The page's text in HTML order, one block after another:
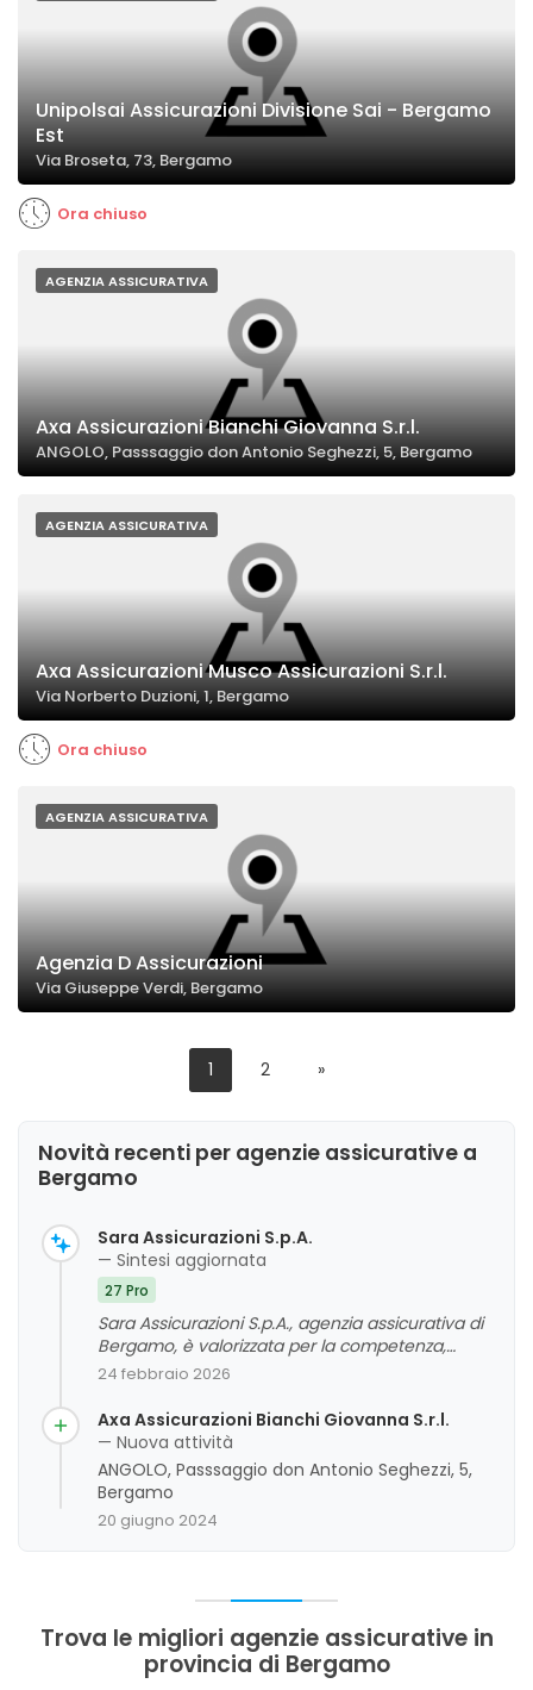
Unipolsai Assicurazioni Divisione Sai - Bergamo
Est
Via Broseta, 73, Bergamo
Ora chiuso
AGENZIA ASSICURATIVA
Axa Assicurazioni Bianchi Giovanna S.r.l.
ANGOLO, Passsaggio don Antonio Seghezzi, 5, Bergamo
AGENZIA ASSICURATIVA
Axa Assicurazioni Musco Assicurazioni S.r.l.
Via Norberto Duzioni, 1, Bergamo
Ora chiuso
AGENZIA ASSICURATIVA
Agenzia D Assicurazioni
Via Giuseppe Verdi, Bergamo
1 2 »
Novità recenti per agenzie assicurative a
Bergamo
Sara Assicurazioni S.p.A.
— Sintesi aggiornata
27 Pro
Sara Assicurazioni S.p.A., agenzia assicurativa di
Bergamo, è valorizzata per la competenza,
professionalità e cortesia del suo personale, in
Marianna Papagni. I clienti apprezzano la
rapidità, l'efficienza e la capacità di offrire servizi
personalizzati e chiari, che rafforzano la fiducia e
la soddisfazione complessiva. Sono emersi
alcuni aspetti di miglioramento riguardanti la
gestione delle pratiche, ma nel complesso
del servizio offerto dall'agenzia.
24 febbraio 2026
Axa Assicurazioni Bianchi Giovanna S.r.l.
— Nuova attività
ANGOLO, Passsaggio don Antonio Seghezzi, 5,
Bergamo
20 giugno 2024
Trova le migliori agenzie assicurative in
provincia di Bergamo